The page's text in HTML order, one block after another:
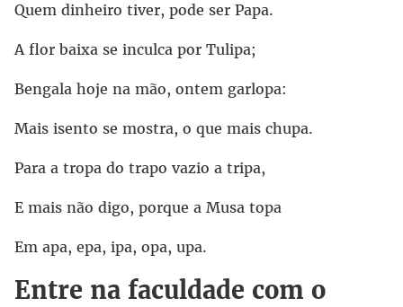
Quem dinheiro tiver, pode ser Papa.
A flor baixa se inculca por Tulipa;
Bengala hoje na mão, ontem garlopa:
Mais isento se mostra, o que mais chupa.
Para a tropa do trapo vazio a tripa,
E mais não digo, porque a Musa topa
Em apa, epa, ipa, opa, upa.
Entre na faculdade com o